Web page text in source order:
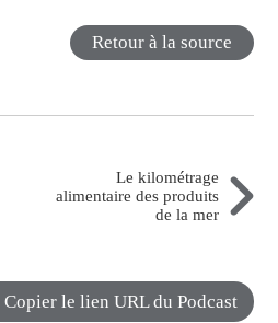
Retour à la source
Le kilométrage
alimentaire des produits
de la mer
Copier le lien URL du Podcast